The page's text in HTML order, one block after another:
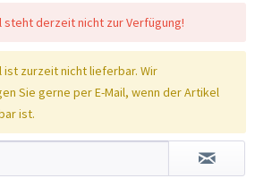
steht derzeit nicht zur Verfügung!
ist zurzeit nicht lieferbar. Wir
Sie gerne per E-Mail, wenn der Artikel
ist.